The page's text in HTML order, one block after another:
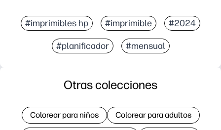
#imprimibles hp #imprimible #2024
#planificador #mensual
Otras colecciones
Colorear para niños Colorear para adultos